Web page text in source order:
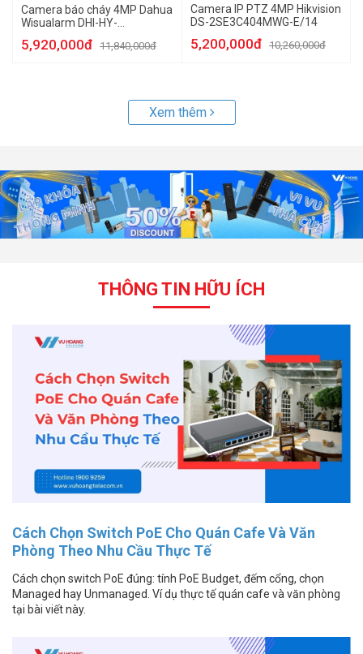
Camera báo cháy 4MP Dahua
Wisualarm DHI-HY-
FT431LDP-MB
5,920,000đ 11,840,000đ
Camera IP PTZ 4MP Hikvision
DS-2SE3C404MWG-E/14
5,200,000đ 10,260,000đ
Xem thêm
THÔNG TIN HỮU ÍCH
Cách Chọn Switch PoE Cho Quán Cafe Và Văn
Phòng Theo Nhu Cầu Thực Tế
Cách chọn switch PoE đúng: tính PoE Budget, đếm cổng, chọn
Managed hay Unmanaged. Ví dụ thực tế quán cafe và văn phòng
tại bài viết này.